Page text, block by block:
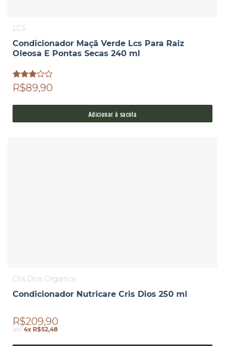
LCS
Condicionador Maçã Verde Lcs Para Raiz
Oleosa E Pontas Secas 240 ml
Avaliação
3.00
R$89,90
Adicionar à sacola
Cris Dios Organics
Condicionador Nutricare Cris Dios 250 ml
R$209,90
até4x R$52,48